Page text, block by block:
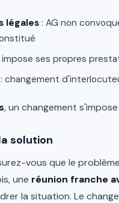
légales: AG non
ses propres
: changement
, un changement
solution
vous que le
une réunion franche
la situation. Le